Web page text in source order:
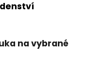
na vybrané